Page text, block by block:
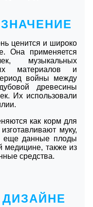
ценится и широко
Она применяется
музыкальных
материалов и
войны между
древесины
Их использовали
как корм для
муку,
еще данные плоды
медицине, также из
средства.